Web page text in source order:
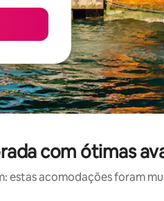
com ótimas
estas acomodações foram